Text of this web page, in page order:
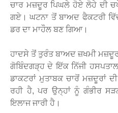
ਚਾਰ ਮਜ਼ਦੂਰ ਪਿਘਲੇ ਹੋਏ ਲੋਹੇ ਦੀ
ਗਏ। ਘਟਨਾ ਤੋਂ ਬਾਅਦ ਫੈਕਟਰੀ
ਡਰ ਦਾ ਮਾਹੌਲ ਬਣ ਗਿਆ।
ਹਾਦਸੇ ਤੋਂ ਤੁਰੰਤ ਬਾਅਦ ਜ਼ਖਮੀ
ਗੋਬਿੰਦਗੜ੍ਹ ਦੇ ਇੱਕ ਨਿੱਜੀ
ਡਾਕਟਰਾਂ ਮੁਤਾਬਕ ਚਾਰੋਂ ਮਜ਼ਦੂਰਾਂ
ਰਹੀ ਹੈ, ਪਰ ਉਨ੍ਹਾਂ ਨੂੰ ਗੰਭੀਰ
ਇਲਾਜ ਜਾਰੀ ਹੈ।